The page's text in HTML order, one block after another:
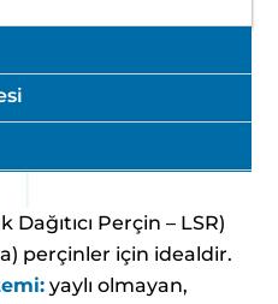
Dağıtıcı Perçin – LSR)
perçinler için idealdir.
yaylı olmayan,